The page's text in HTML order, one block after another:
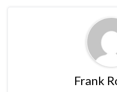
Frank